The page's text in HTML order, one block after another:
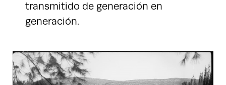
transmitido de generación en
generación.